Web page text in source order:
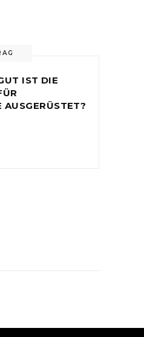
IST DIE
AUSGERÜSTET?